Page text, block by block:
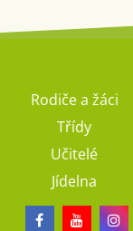
Rodiče a žáci
Třídy
Učitelé
Jídelna